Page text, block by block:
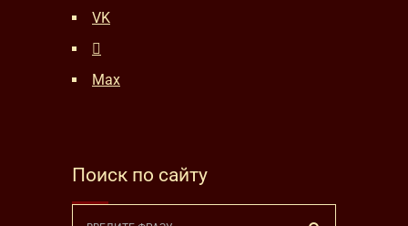
VK
Max
Поиск по сайту